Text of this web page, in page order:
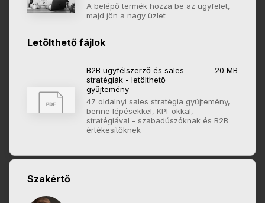
A belépő termék hozza be az ügyfelet,
majd jön a nagy üzlet
Letölthető fájlok
B2B ügyfélszerző és sales
stratégiák - letölthető
gyűjtemény
20 MB
47 oldalnyi sales stratégia gyűjtemény,
benne lépésekkel, KPI-okkal,
stratégiával - szabadúszóknak és B2B
értékesítőknek
Szakértő